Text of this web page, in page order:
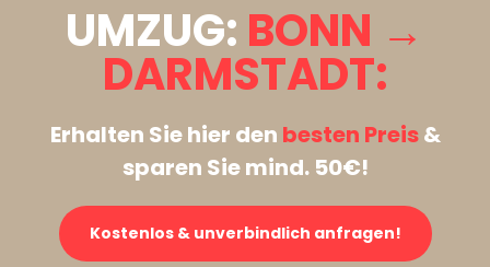
UMZUG: BONN →
DARMSTADT:
Erhalten Sie hier den besten Preis&
sparen Sie mind. 50€!
Kostenlos & unverbindlich anfragen!